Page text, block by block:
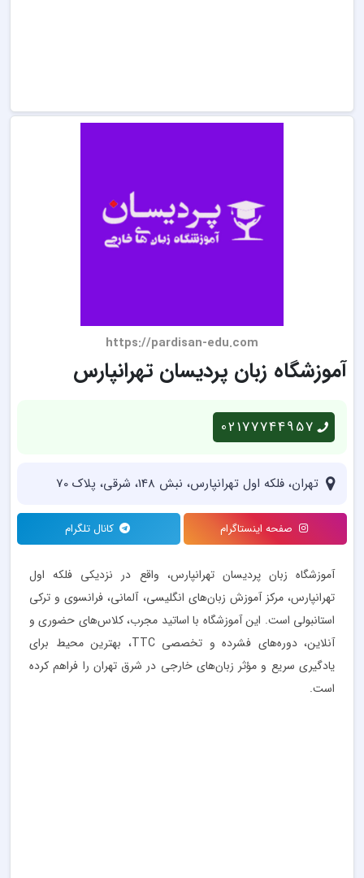
https://pardisan-edu.com
آموزشگاه زبان پردیسان تهرانپارس
02177744957
تهران، فلکه اول تهرانپارس، نبش 148، شرقی، پلاک 70
صفحه اینستاگرام کانال تلگرام
آموزشگاه زبان پردیسان تهرانپارس، واقع در نزدیکی فلکه اول
تهرانپارس، مرکز آموزش زبان‌های انگلیسی، آلمانی، فرانسوی و ترکی
استانبولی است. این آموزشگاه با اساتید مجرب، کلاس‌های حضوری و
آنلاین، دوره‌های فشرده و تخصصی TTC، بهترین محیط برای
یادگیری سریع و مؤثر زبان‌های خارجی در شرق تهران را فراهم کرده
است.